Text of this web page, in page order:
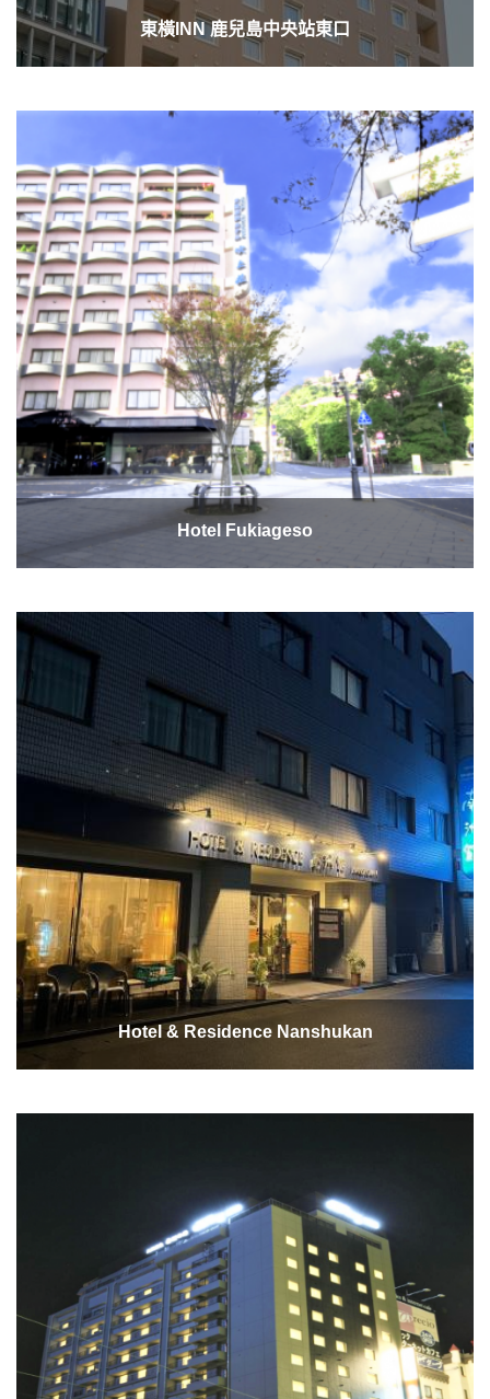
東橫INN 鹿兒島中央站東口
Hotel Fukiageso
Hotel & Residence Nanshukan